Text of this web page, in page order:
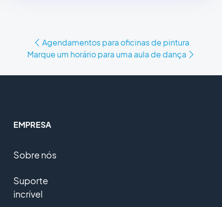
Agendamentos para oficinas de pintura
Marque um horário para uma aula de dança
EMPRESA
Sobre nós
Suporte
incrível